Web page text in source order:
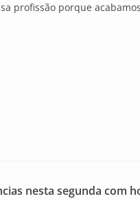
profissão porque
nesta segunda com